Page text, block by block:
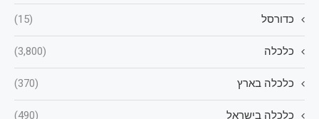
כדורסל (15)
כלכלה (3,800)
כלכלה בארץ (370)
כלכלה בישראל (490)